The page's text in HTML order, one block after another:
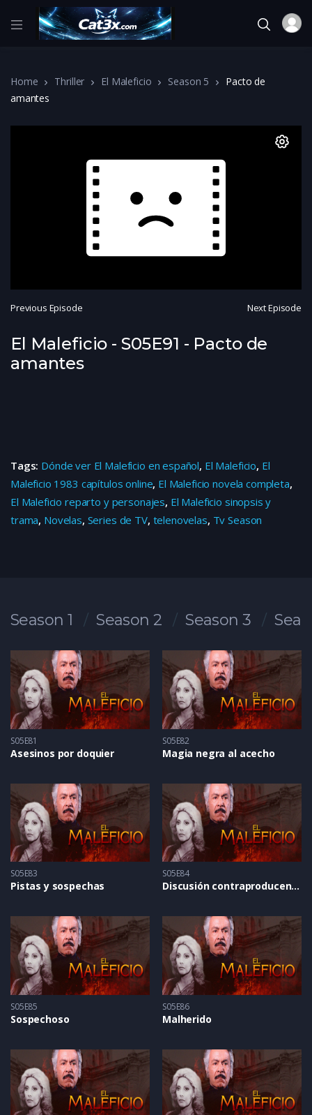
Home Thriller El Maleficio Season 5
Pacto de
amantes
Previous Episode Next Episode
El Maleficio - S05E91 - Pacto de
amantes
Tags: Dónde ver El Maleficio en español, El Maleficio, El
Maleficio 1983 capítulos online, El Maleficio novela completa,
El Maleficio reparto y personajes, El Maleficio sinopsis y
trama, Novelas, Series de TV, telenovelas, Tv Season
Season 1 Season 2 Season 3
S05E81
Asesinos por doquier
S05E82
Magia negra al acecho
S05E83
Pistas y sospechas
S05E84
Discusión contraproducente
S05E85
Sospechoso
S05E86
Malherido